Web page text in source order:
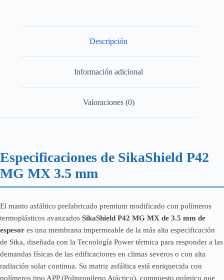
Descripción
Información adicional
Valoraciones (0)
Especificaciones de SikaShield P42
MG MX 3.5 mm
El manto asfáltico prefabricado premium modificado con polímeros
termoplásticos avanzados SikaShield P42 MG MX de 3.5 mm de
espesor es una membrana impermeable de la más alta especificación
de Sika, diseñada con la Tecnología Power térmica para responder a las
demandas físicas de las edificaciones en climas severos o con alta
radiación solar continua. Su matriz asfáltica está enriquecida con
polímeros tipo APP (Polipropileno Atáctico), compuesto químico que